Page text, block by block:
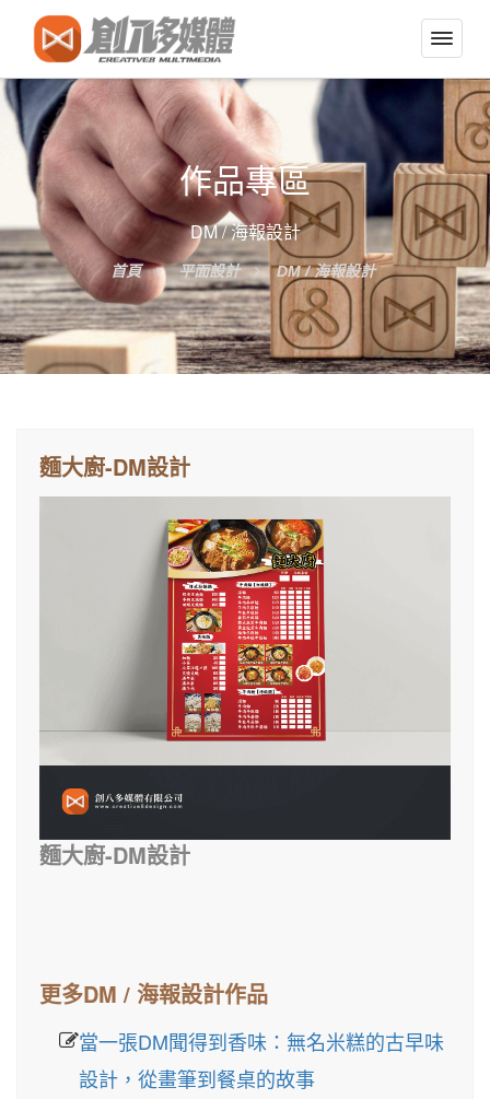
切
換
導
選
單
作品專區
DM / 海報設計
首頁 平面設計 DM / 海報設計
麵大廚-DM設計
麵大廚-DM設計
更多DM / 海報設計作品
當一張DM聞得到香味：無名米糕的古早味
設計，從畫筆到餐桌的故事